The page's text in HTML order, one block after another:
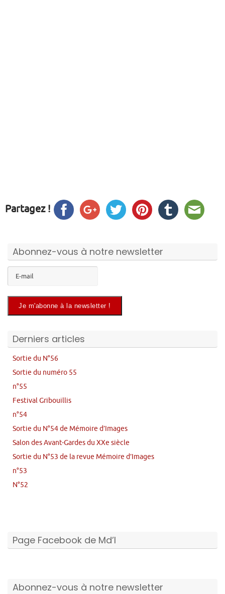
Partagez !
Abonnez-vous à notre newsletter
Derniers articles
Sortie du N°56
Sortie du numéro 55
n°55
Festival Gribouillis
n°54
Sortie du N°54 de Mémoire d’Images
Salon des Avant-Gardes du XXe siècle
Sortie du N°53 de la revue Mémoire d’Images
n°53
N°52
Page Facebook de Md’I
Abonnez-vous à notre newsletter